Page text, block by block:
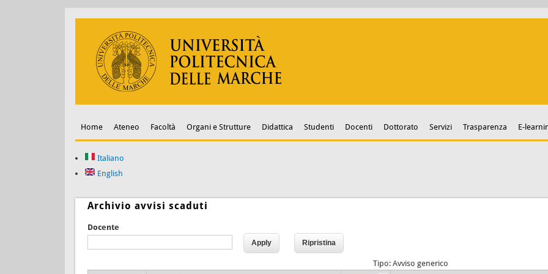
Home Ateneo Facoltà Organi e Strutture Didattica Studenti Docenti Dottorato Servizi Trasparenza E-
Italiano
English
Archivio avvisi scaduti
Docente
Tipo: Avviso generico